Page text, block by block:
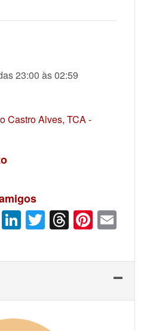
23:00 às 02:59
Castro Alves, TCA -
X LinkedIn
Twitter
Threads